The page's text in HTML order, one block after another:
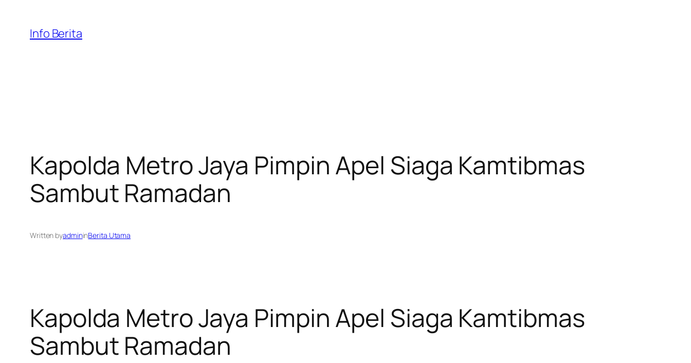
content
Info Berita
Kapolda Metro Jaya Pimpin Apel Siaga Kamtibmas
Sambut Ramadan
Written byadmininBerita Utama
Kapolda Metro Jaya Pimpin Apel Siaga Kamtibmas
Sambut Ramadan